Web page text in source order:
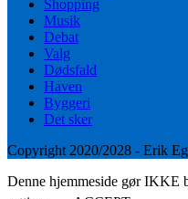
Shopping
Musik
Debat
Valg
Dødsfald
Haven
Byggeri
Det sker
Copyright 2020/2028 - Erik
Denne hjemmeside gør IKKE